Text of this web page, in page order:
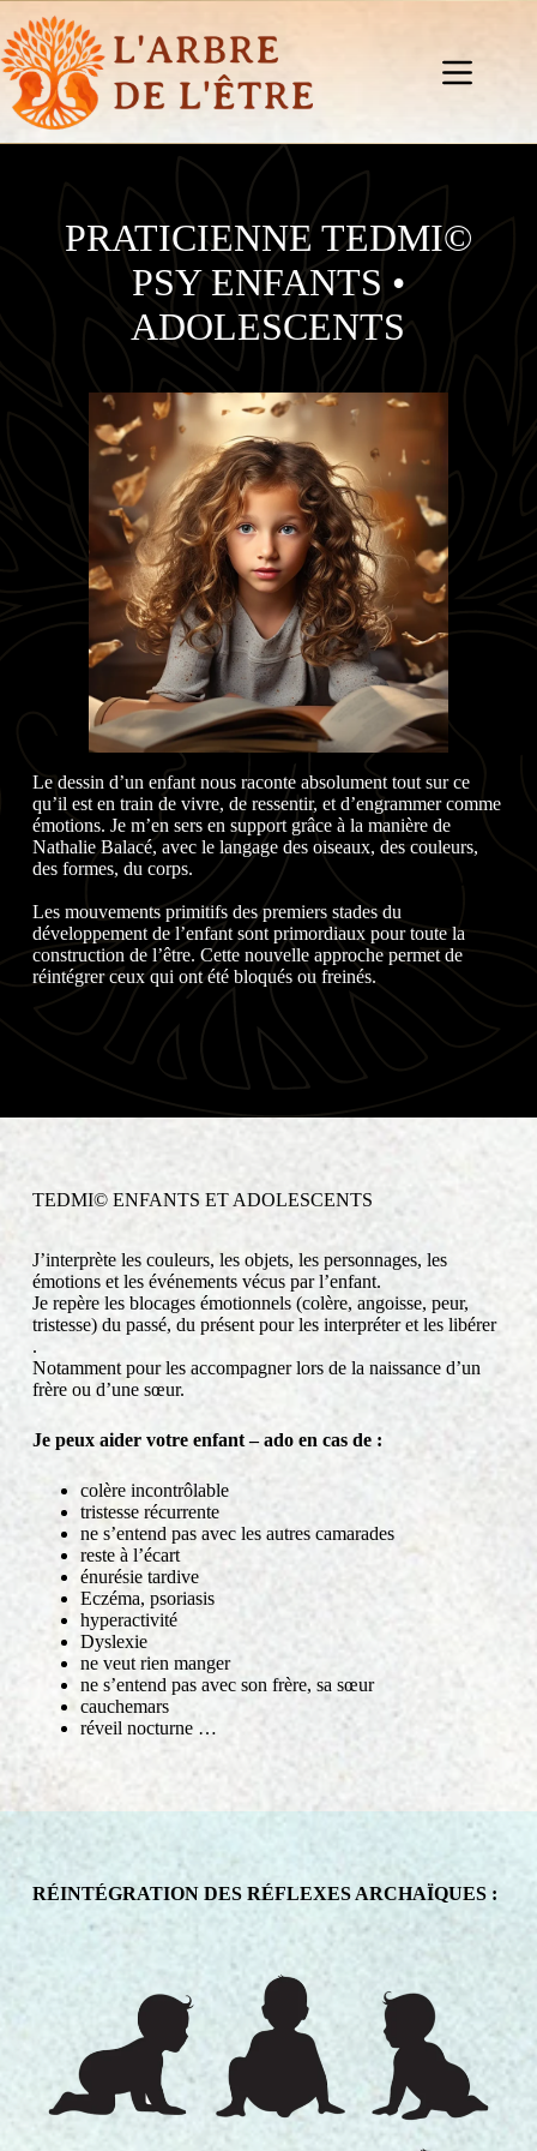
au
contenu
PRATICIENNE TEDMI©
PSY ENFANTS •
ADOLESCENTS
Le dessin d’un enfant nous raconte absolument tout sur ce
qu’il est en train de vivre, de ressentir, et d’engrammer comme
émotions. Je m’en sers en support grâce à la manière de
Nathalie Balacé, avec le langage des oiseaux, des couleurs,
des formes, du corps.
Les mouvements primitifs des premiers stades du
développement de l’enfant sont primordiaux pour toute la
construction de l’être. Cette nouvelle approche permet de
réintégrer ceux qui ont été bloqués ou freinés.
TEDMI© ENFANTS ET ADOLESCENTS
J’interprète les couleurs, les objets, les personnages, les
émotions et les événements vécus par l’enfant.
Je repère les blocages émotionnels (colère, angoisse, peur,
tristesse) du passé, du présent pour les interpréter et les libérer
.
Notamment pour les accompagner lors de la naissance d’un
frère ou d’une sœur.
Je peux aider votre enfant – ado en cas de :
colère incontrôlable
tristesse récurrente
ne s’entend pas avec les autres camarades
reste à l’écart
énurésie tardive
Eczéma, psoriasis
hyperactivité
Dyslexie
ne veut rien manger
ne s’entend pas avec son frère, sa sœur
cauchemars
réveil nocturne …
RÉINTÉGRATION DES RÉFLEXES ARCHAÏQUES :